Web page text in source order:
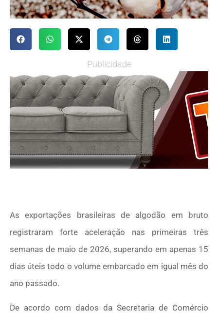
Publicidade
As exportações brasileiras de algodão em bruto
registraram forte aceleração nas primeiras três
semanas de maio de 2026, superando em apenas 15
dias úteis todo o volume embarcado em igual mês do
ano passado.
De acordo com dados da Secretaria de Comércio